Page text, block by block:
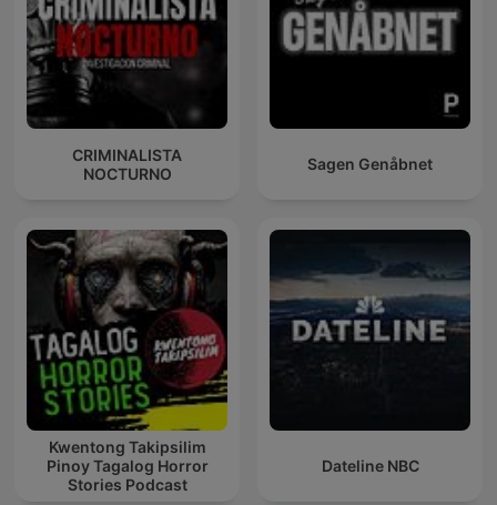
CRIMINALISTA
NOCTURNO
Sagen Genåbnet
Kwentong Takipsilim
Pinoy Tagalog Horror
Stories Podcast
Dateline NBC